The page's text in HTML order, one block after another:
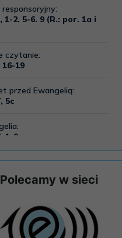
Polecamy w sieci